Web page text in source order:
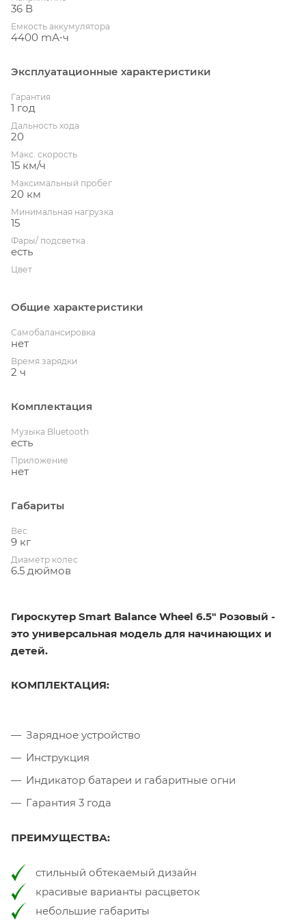
36 В
Емкость аккумулятора
4400 mА⋅ч
Эксплуатационные характеристики
Гарантия
1 год
Дальность хода
20
Макс. скорость
15 км/ч
Максимальный пробег
20 км
Минимальная нагрузка
15
Фары/ подсветка
есть
Цвет
Общие характеристики
Cамобалансировка
нет
Время зарядки
2 ч
Комплектация
Музыка Bluetooth
есть
Приложение
нет
Габариты
Вес
9 кг
Диаметр колес
6.5 дюймов
Гироскутер Smart Balance Wheel 6.5" Розовый -
это универсальная модель для начинающих и
детей.
КОМПЛЕКТАЦИЯ:
Зарядное устройство
Инструкция
Индикатор батареи и габаритные огни
Гарантия 3 года
ПРЕИМУЩЕСТВА:
стильный обтекаемый дизайн
красивые варианты расцветок
небольшие габариты